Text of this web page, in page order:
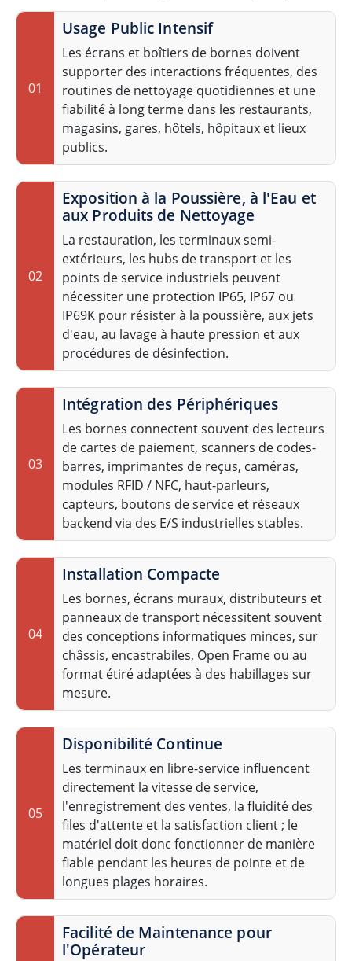
01
Usage Public Intensif
Les écrans et boîtiers de bornes doivent
supporter des interactions fréquentes, des
routines de nettoyage quotidiennes et une
fiabilité à long terme dans les restaurants,
magasins, gares, hôtels, hôpitaux et lieux
publics.
02
Exposition à la Poussière, à l'Eau et
aux Produits de Nettoyage
La restauration, les terminaux semi-
extérieurs, les hubs de transport et les
points de service industriels peuvent
nécessiter une protection IP65, IP67 ou
IP69K pour résister à la poussière, aux jets
d'eau, au lavage à haute pression et aux
procédures de désinfection.
03
Intégration des Périphériques
Les bornes connectent souvent des lecteurs
de cartes de paiement, scanners de codes-
barres, imprimantes de reçus, caméras,
modules RFID / NFC, haut-parleurs,
capteurs, boutons de service et réseaux
backend via des E/S industrielles stables.
04
Installation Compacte
Les bornes, écrans muraux, distributeurs et
panneaux de transport nécessitent souvent
des conceptions informatiques minces, sur
châssis, encastrabiles, Open Frame ou au
format étiré adaptées à des habillages sur
mesure.
05
Disponibilité Continue
Les terminaux en libre-service influencent
directement la vitesse de service,
l'enregistrement des ventes, la fluidité des
files d'attente et la satisfaction client ; le
matériel doit donc fonctionner de manière
fiable pendant les heures de pointe et de
longues plages horaires.
Facilité de Maintenance pour
l'Opérateur